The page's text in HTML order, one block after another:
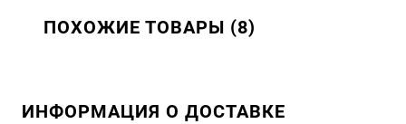
ПОХОЖИЕ ТОВАРЫ (8)
ИНФОРМАЦИЯ О ДОСТАВКЕ